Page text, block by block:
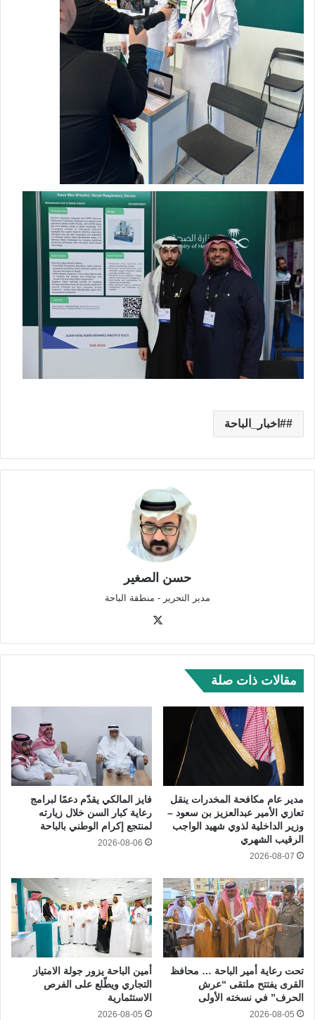
#اخبار_الباحة
حسن الصغير
مدير التحرير - منطقة الباحة
مقالات ذات صلة
مدير عام مكافحة المخدرات ينقل
تعازي الأمير عبدالعزيز بن سعود –
وزير الداخلية لذوي شهيد الواجب
الرقيب الشهري
2026-08-07
فايز المالكي يقدّم دعمًا لبرامج
رعاية كبار السن خلال زيارته
لمنتجع إكرام الوطني بالباحة
2026-08-06
تحت رعاية أمير الباحة … محافظ
القرى يفتتح ملتقى “عرش
الحرف” في نسخته الأولى
2026-08-05
أمين الباحة يزور جولة الامتياز
التجاري ويطّلع على الفرص
الاستثمارية
2026-08-05